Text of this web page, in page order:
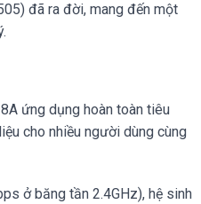
đã ra đời, mang đến một
ứng dụng hoàn toàn tiêu
cho nhiều người dùng cùng
ở băng tần 2.4GHz), hệ sinh